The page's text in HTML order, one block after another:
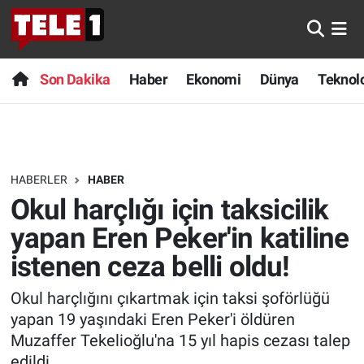
Son Dakika Haber Ekonomi Dünya
HABERLER HABER
Okul harçlığı için taksicilik
yapan Eren Peker'in katiline
istenen ceza belli oldu!
Okul harçlığını çıkartmak için taksi şoförlüğü
yapan 19 yaşındaki Eren Peker'i öldüren
Muzaffer Tekelioğlu'na 15 yıl hapis cezası talep
Anında Manşet
Başka Sohbetler
Bilim turu
Bilim ve Teknoloji Evreni
Doğa Konuşuyor
Dünya
Ege Saati
Son Dakika
Haber
Dünya
Teknoloji
Sağlık
Spor
Yayın Akışı
Nöbetçi Eczaneler
Hava Durumu
Trafik Durumu
Süper Lig Puan Durumu ve Fikstür
Tüm Manşetler
Son Dakika Haberleri
Haber Arşivi